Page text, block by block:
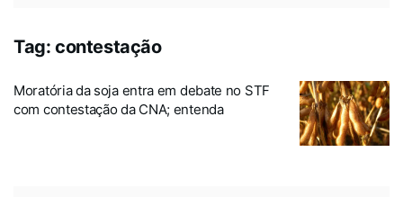
Tag: contestação
Moratória da soja entra em debate no STF
com contestação da CNA; entenda